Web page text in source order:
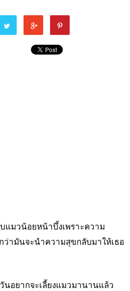
แมวน้อยหน้าบึ้งเพราะความ
ว่ามันจะนำความสุขกลับมาให้เธอ
นอยากจะเลี้ยงแมวมานานแล้ว